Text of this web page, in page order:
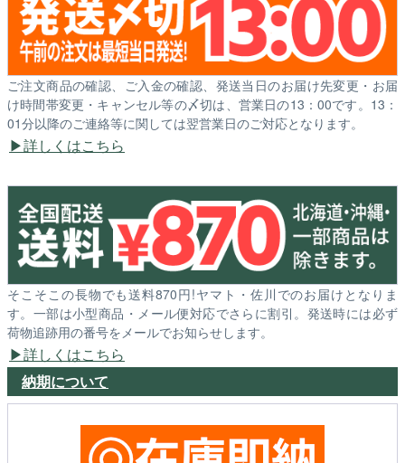
ご注文商品の確認、ご入金の確認、発送当日のお届け先変更・お届
け時間帯変更・キャンセル等の〆切は、営業日の13：00です。13：
01分以降のご連絡等に関しては翌営業日のご対応となります。
詳しくはこちら
そこそこの長物でも送料870円!ヤマト・佐川でのお届けとなりま
す。一部は小型商品・メール便対応でさらに割引。発送時には必ず
荷物追跡用の番号をメールでお知らせします。
詳しくはこちら
納期について